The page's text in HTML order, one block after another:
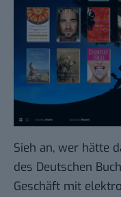
Sieh an, wer hätte
des Deutschen
Geschäft mit